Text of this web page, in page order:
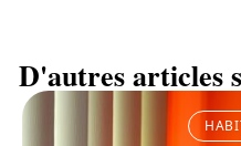
D'autres articles